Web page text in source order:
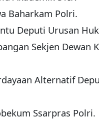
Baharkam Polri.
Deputi Urusan
Sekjen Dewan
Alternatif
Ssarpras Polri.